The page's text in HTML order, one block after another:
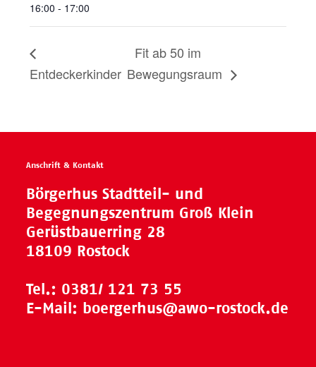
16:00 - 17:00
Entdeckerkinder
Fit ab 50 im
Bewegungsraum
Anschrift & Kontakt
Börgerhus Stadtteil- und
Begegnungszentrum Groß Klein
Gerüstbauerring 28
18109 Rostock
Tel.: 0381/ 121 73 55
E-Mail: boergerhus@awo-rostock.de